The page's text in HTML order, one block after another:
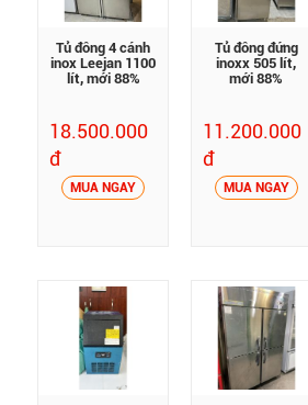
Tủ đông 4 cánh
inox Leejan 1100
lít, mới 88%
18.500.000
đ
MUA NGAY
Tủ đông đứng
inoxx 505 lít,
mới 88%
11.200.000
đ
MUA NGAY